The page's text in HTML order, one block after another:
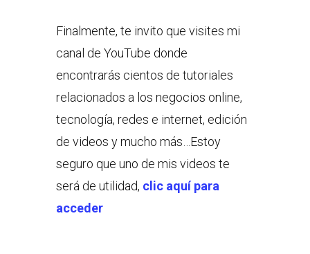
Finalmente, te invito que visites mi
canal de YouTube donde
encontrarás cientos de tutoriales
relacionados a los negocios online,
tecnología, redes e internet, edición
de videos y mucho más…Estoy
seguro que uno de mis videos te
será de utilidad, clic aquí para
acceder